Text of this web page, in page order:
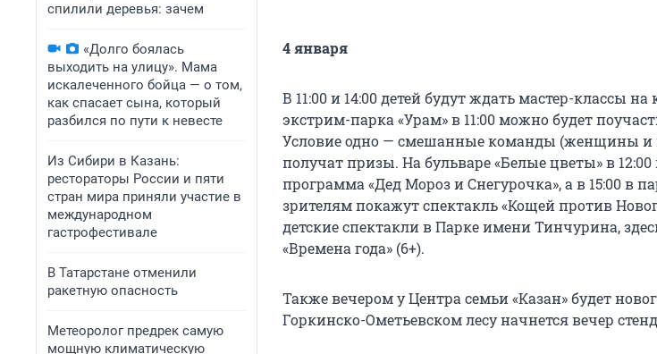
спилили деревья: зачем
«Долго боялась
выходить на улицу». Мама
искалеченного бойца — о том,
как спасает сына, который
разбился по пути к невесте
Из Сибири в Казань:
рестораторы России и пяти
стран мира приняли участие в
международном
гастрофестивале
В Татарстане отменили
ракетную опасность
Метеоролог предрек самую
мощную климатическую
4 января
В 11:00 и 14:00 детей будут ждать мастер-классы на
экстрим-парка «Урам» в 11:00 можно будет
Условие одно — смешанные команды (женщины
получат призы. На бульваре «Белые цветы» в
программа «Дед Мороз и Снегурочка», а в 15:00 в
зрителям покажут спектакль «Кощей против
детские спектакли в Парке имени Тинчурина,
«Времена года» (6+).
Также вечером у Центра семьи «Казан» будет
Горкинско-Ометьевском лесу начнется вечер